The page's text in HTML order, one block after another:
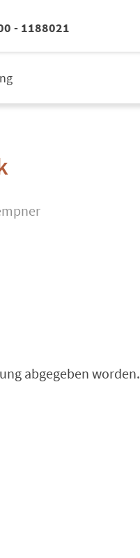
- 1188021
abgegeben worden.